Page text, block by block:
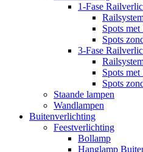
1-Fase
Spots
Spots
3-Fase
Spots
Spots
Staande lampen
Wandlampen
Buitenverlichting
Feestverlichting
Bollamp
Hanglamp